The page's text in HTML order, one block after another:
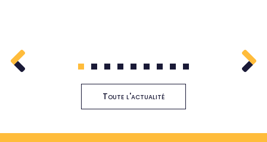
1 2 3 4 5 6 7 8 9
Toute l'actualité